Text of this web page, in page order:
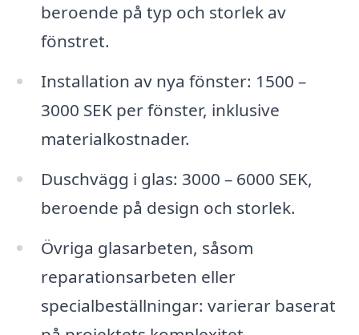
beroende på typ och storlek av
fönstret.
Installation av nya fönster: 1500 –
3000 SEK per fönster, inklusive
materialkostnader.
Duschvägg i glas: 3000 – 6000 SEK,
beroende på design och storlek.
Övriga glasarbeten, såsom
reparationsarbeten eller
specialbeställningar: varierar baserat